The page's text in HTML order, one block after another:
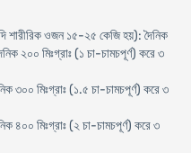
শারীরিক ওজন ১৫-২৫ কেজি হয়): দৈনিক
২০০ মিঃগ্রাঃ (১ চা-চামচপূর্ণ) করে ৩
৩০০ মিঃগ্রাঃ (১.৫ চা-চামচপূর্ণ) করে ৩
৪০০ মিঃগ্রাঃ (২ চা-চামচপূর্ণ) করে ৩